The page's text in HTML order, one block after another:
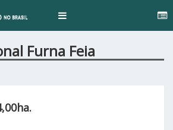
Toggle
Furna Feia